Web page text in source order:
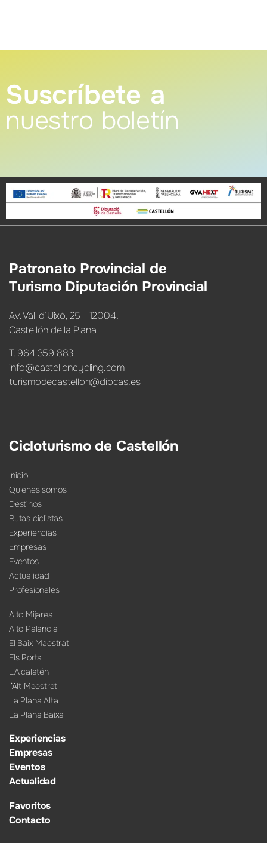
Suscríbete a
nuestro boletín
Patronato Provincial de
Turismo Diputación Provincial
Av. Vall d’Uixó, 25 - 12004,
Castellón de la Plana
T. 964 359 883
info@castelloncycling.com
turismodecastellon@dipcas.es
Cicloturismo de Castellón
Inicio
Quienes somos
Destinos
Rutas ciclistas
Experiencias
Empresas
Eventos
Actualidad
Profesionales
Alto Mijares
Alto Palancia
El Baix Maestrat
Els Ports
L’Alcalatén
l’Alt Maestrat
La Plana Alta
La Plana Baixa
Experiencias
Empresas
Eventos
Actualidad
Favoritos
Contacto